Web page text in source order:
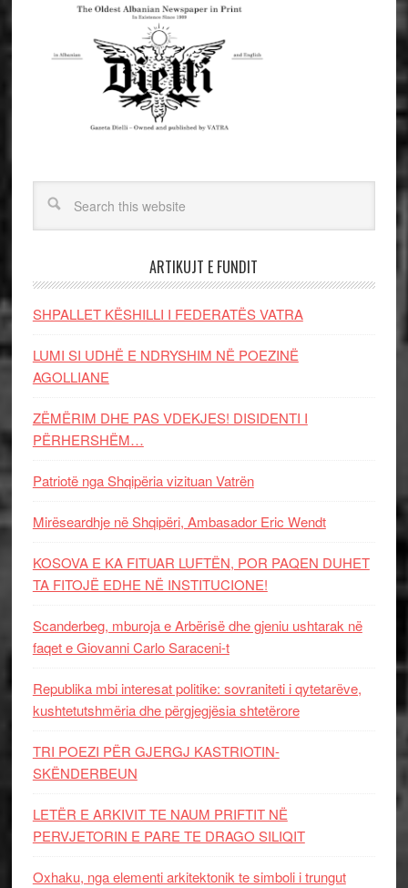
ARTIKUJT E FUNDIT
SHPALLET KËSHILLI I FEDERATËS VATRA
LUMI SI UDHË E NDRYSHIM NË POEZINË
AGOLLIANE
ZËMËRIM DHE PAS VDEKJES! DISIDENTI I
PËRHERSHËM…
Patriotë nga Shqipëria vizituan Vatrën
Mirëseardhje në Shqipëri, Ambasador Eric Wendt
KOSOVA E KA FITUAR LUFTËN, POR PAQEN DUHET
TA FITOJË EDHE NË INSTITUCIONE!
Scanderbeg, mburoja e Arbërisë dhe gjeniu ushtarak në
faqet e Giovanni Carlo Saraceni-t
Republika mbi interesat politike: sovraniteti i qytetarëve,
kushtetutshmëria dhe përgjegjësia shtetërore
TRI POEZI PËR GJERGJ KASTRIOTIN-
SKËNDERBEUN
LETËR E ARKIVIT TE NAUM PRIFTIT NË
PERVJETORIN E PARE TE DRAGO SILIQIT
Oxhaku, nga elementi arkitektonik te simboli i trungut